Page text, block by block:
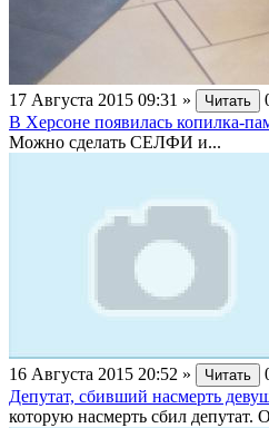
17 Августа 2015 09:31 » Читать
В Херсоне появилась копилка-
Можно сделать СЕЛФИ и...
16 Августа 2015 20:52 » Читать
Депутат, сбивший насмерть
которую насмерть сбил депутат.